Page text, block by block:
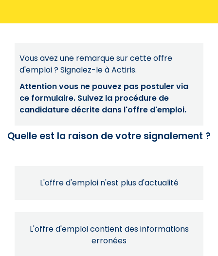
Vous avez une remarque sur cette offre
d'emploi ? Signalez-le à Actiris.
Attention vous ne pouvez pas postuler via
ce formulaire. Suivez la procédure de
candidature décrite dans l'offre d'emploi.
Quelle est la raison de votre signalement ?
L'offre d'emploi n'est plus d'actualité
L'offre d'emploi contient des informations
erronées